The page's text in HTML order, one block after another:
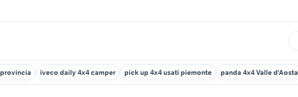
iveco daily 4x4 camper pick up 4x4 usati piemonte panda 4x4 Valle d'Aosta